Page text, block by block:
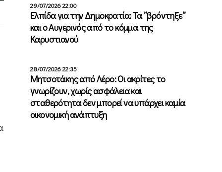
29/07/2026 22:00
Ελπίδα για την Δημοκρατία: Τα ”βρόντηξε”
και ο Αυγερινός από το κόμμα της
Καρυστιανού
28/07/2026 22:35
Μητσοτάκης από Λέρο: Οι ακρίτες το
γνωρίζουν, χωρίς ασφάλεια και
σταθερότητα δεν μπορεί να υπάρχει καμία
οικονομική ανάπτυξη